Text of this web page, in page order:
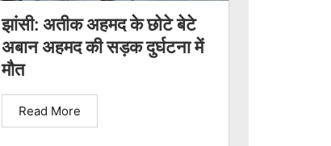
झांसी: अतीक अहमद के छोटे बेटे
अबान अहमद की सड़क दुर्घटना में
मौत
Read More